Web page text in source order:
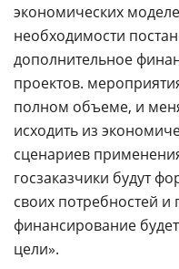
экономических
необходимости
дополнительное
проектов.
полном объеме, и
исходить из
сценариев
госзаказчики будут
своих потребностей и
финансирование
цели».